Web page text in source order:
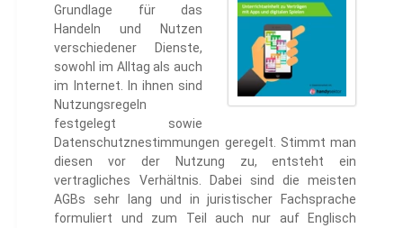
Grundlage für das
Handeln und Nutzen
verschiedener Dienste,
sowohl im Alltag als auch
im Internet. In ihnen sind
Nutzungsregeln
festgelegt sowie
Datenschutznestimmungen geregelt. Stimmt man
diesen vor der Nutzung zu, entsteht ein
vertragliches Verhältnis. Dabei sind die meisten
AGBs sehr lang und in juristischer Fachsprache
formuliert und zum Teil auch nur auf Englisch